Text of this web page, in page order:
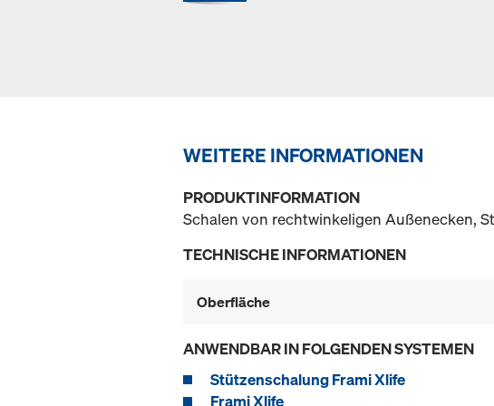
WEITERE INFORMATIONEN
PRODUKTINFORMATION
Schalen von rechtwinkeligen Außenecken,
TECHNISCHE INFORMATIONEN
Oberfläche
ANWENDBAR IN FOLGENDEN SYSTEMEN
Stützenschalung Frami Xlife
Frami Xlife